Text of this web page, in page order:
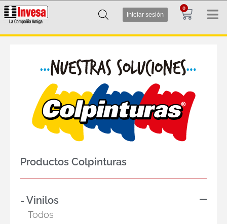
Iniciar sesión
0
Inicio/Colpinturas / Maderas
Productos Colpinturas
- Vinilos
Todos